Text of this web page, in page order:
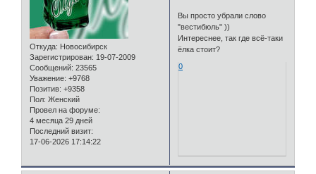
Откуда: Новосибирск
Зарегистрирован: 19-07-2009
Сообщений: 23565
Уважение: +9768
Позитив: +9358
Пол: Женский
Провел на форуме:
4 месяца 29 дней
Последний визит:
17-06-2026 17:14:22
Вы просто убрали слово
"вестибюль" ))
Интереснее, так где всё-таки
ёлка стоит?
0